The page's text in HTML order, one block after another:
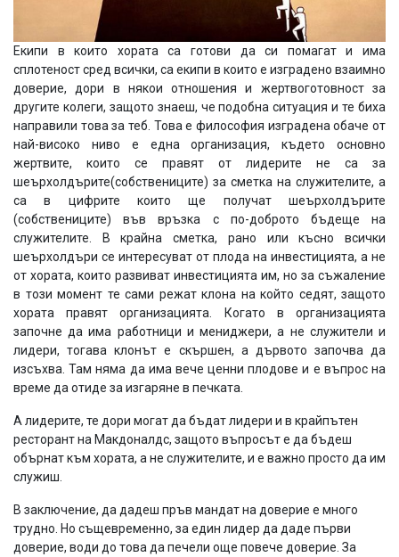
Екипи в които хората са готови да си помагат и има
сплотеност сред всички, са екипи в които е изградено взаимно
доверие, дори в някои отношения и жертвоготовност за
другите колеги, защото знаеш, че подобна ситуация и те биха
направили това за теб. Това е философия изградена обаче от
най-високо ниво е една организация, където основно
жертвите, които се правят от лидерите не са за
шеърхолдърите(собствениците) за сметка на служителите, а
са в цифрите които ще получат шеърхолдърите
(собствениците) във връзка с по-доброто бъдеще на
служителите. В крайна сметка, рано или късно всички
шеърхолдъри се интересуват от плода на инвестицията, а не
от хората, които развиват инвестицията им, но за съжаление
в този момент те сами режат клона на който седят, защото
хората правят организацията. Когато в организацията
започне да има работници и мениджери, а не служители и
лидери, тогава клонът е скършен, а дървото започва да
изсъхва. Там няма да има вече ценни плодове и е въпрос на
време да отиде за изгаряне в печката.
А лидерите, те дори могат да бъдат лидери и в крайпътен
ресторант на Макдоналдс, защото въпросът е да бъдеш
обърнат към хората, а не служителите, и е важно просто да им
служиш.
В заключение, да дадеш пръв мандат на доверие е много
трудно. Но същевременно, за един лидер да даде първи
доверие, води до това да печели още повече доверие. За